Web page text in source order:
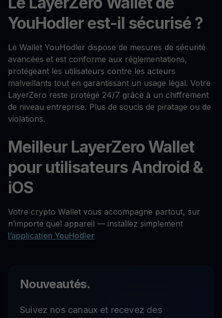
YouHodler est-il sécurisé ?
Le Wallet YouHodler dispose de mesures de sécurité
avancées et est conforme aux réglementations,
protégeant les utilisateurs contre les acteurs
malveillants tout en garantissant un usage légal. Votre
LayerZero reste protégé 24/7 grâce à un chiffrement
de niveau entreprise. Plus de soucis de piratage ou de
violations.
Meilleur LayerZero Wallet
pour utilisateurs Android &
iOS
Votre crypto Wallet vous accompagne partout, sur
n’importe quel appareil — installez simplement
l’application YouHodler
Nouveautés.
Suivez nos canaux et recevez des